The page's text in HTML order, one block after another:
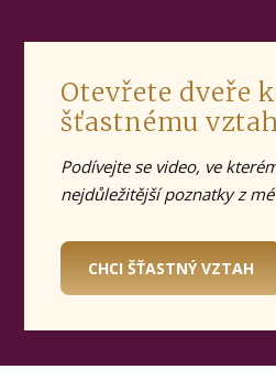
Otevřete dveře
šťastnému
Podívejte se video, ve
nejdůležitější poznatky z
CHCI ŠŤASTNÝ VZTAH